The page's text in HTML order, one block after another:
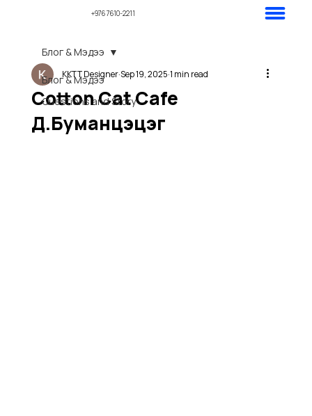
+976 7610-2211
Блог & Мэдээ
Questions and Story
Блог & Мэдээ
Cotton Cat Cafe
Д.Буманцэцэг
KKTT DesignerSep 19, 2025 1 min read